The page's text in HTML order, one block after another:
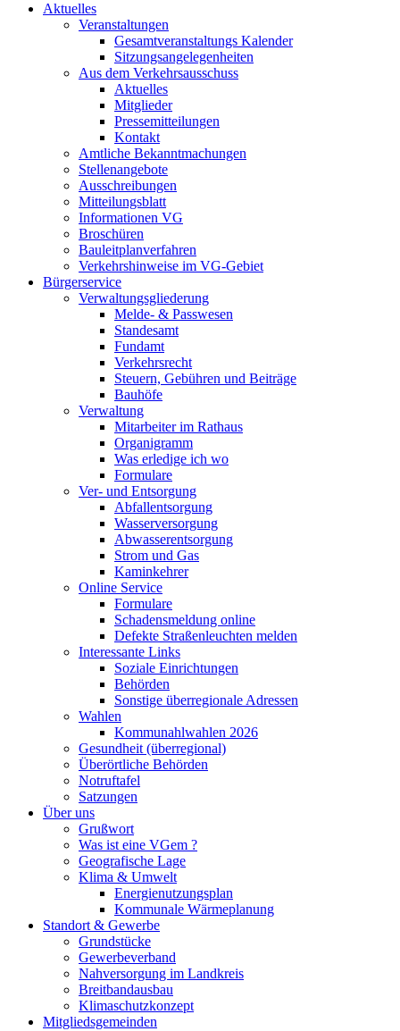
Aktuelles
Veranstaltungen
Gesamtveranstaltungs Kalender
Sitzungsangelegenheiten
Aus dem Verkehrsausschuss
Aktuelles
Mitglieder
Pressemitteilungen
Kontakt
Amtliche Bekanntmachungen
Stellenangebote
Ausschreibungen
Mitteilungsblatt
Informationen VG
Broschüren
Bauleitplanverfahren
Verkehrshinweise im VG-Gebiet
Bürgerservice
Verwaltungsgliederung
Melde- & Passwesen
Standesamt
Fundamt
Verkehrsrecht
Steuern, Gebühren und Beiträge
Bauhöfe
Verwaltung
Mitarbeiter im Rathaus
Organigramm
Was erledige ich wo
Formulare
Ver- und Entsorgung
Abfallentsorgung
Wasserversorgung
Abwasserentsorgung
Strom und Gas
Kaminkehrer
Online Service
Formulare
Schadensmeldung online
Defekte Straßenleuchten melden
Interessante Links
Soziale Einrichtungen
Behörden
Sonstige überregionale Adressen
Wahlen
Kommunahlwahlen 2026
Gesundheit (überregional)
Überörtliche Behörden
Notruftafel
Satzungen
Über uns
Grußwort
Was ist eine VGem ?
Geografische Lage
Klima & Umwelt
Energienutzungsplan
Kommunale Wärmeplanung
Standort & Gewerbe
Grundstücke
Gewerbeverband
Nahversorgung im Landkreis
Breitbandausbau
Klimaschutzkonzept
Mitgliedsgemeinden